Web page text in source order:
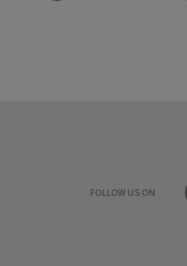
FOLLOW US ON